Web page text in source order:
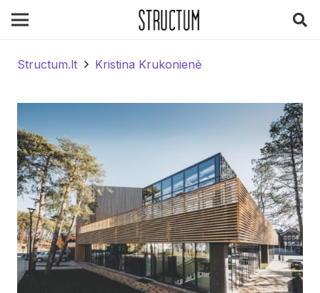
Structum.lt Kristina Krukonienė